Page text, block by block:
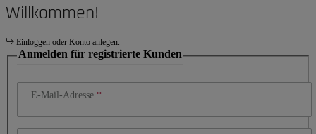
Willkommen!
Einloggen oder Konto anlegen.
Anmelden für registrierte Kunden
E-Mail-Adresse